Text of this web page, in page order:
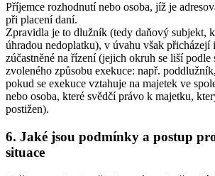
Příjemce rozhodnutí nebo osoba, jíž je
při placení daní.
Zpravidla je to dlužník (tedy daňový subjekt,
úhradou nedoplatku), v úvahu však přicházejí
zúčastněné na řízení (jejich okruh se liší podle
zvoleného způsobu exekuce: např.
pokud se exekuce vztahuje na majetek ve
nebo osoba, které svědčí právo k majetku,
postižen).
6. Jaké jsou podmínky a postup
situace